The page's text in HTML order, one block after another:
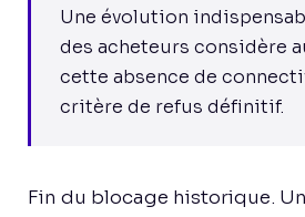
Une évolution
des acheteurs considère
cette absence de
critère de refus définitif.
Fin du blocage historique.